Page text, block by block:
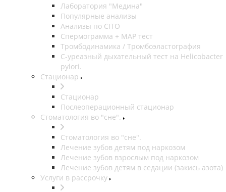
Лаборатория "Медина"
Популярные анализы
Анализы по CITO
Спермограмма + МАР тест
Тромбодинамика / Тромбоэластография
С-уреазный дыхательный тест на Helicobacter
pylori.
Стационар
Стационар
Послеоперационный стационар
Стоматология во "сне".
Стоматология во "сне".
Лечение зубов детям под наркозом
Лечение зубов взрослым под наркозом
Лечение зубов детям в седации (закись азота)
Услуги в рассрочку